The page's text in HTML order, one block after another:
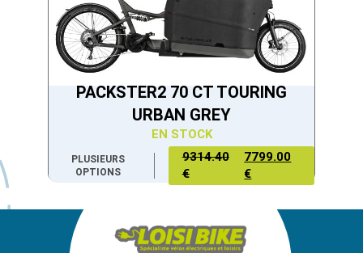
PACKSTER2 70 CT TOURING
URBAN GREY
EN STOCK
PLUSIEURS
OPTIONS
9314.40
€
7799.00
€